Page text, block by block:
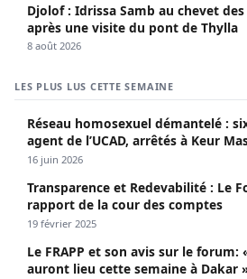
Djolof : Idrissa Samb au chevet
après une visite du pont de Thylla
8 août 2026
LES PLUS LUS CETTE SEMAINE
Réseau homosexuel démantelé :
agent de l’UCAD, arrêtés à Keur
propagé le VIH depuis 2018
16 juin 2026
Transparence et Redevabilité : Le
rapport de la cour des comptes
19 février 2025
Le FRAPP et son avis sur le forum:
auront lieu cette semaine à Dakar